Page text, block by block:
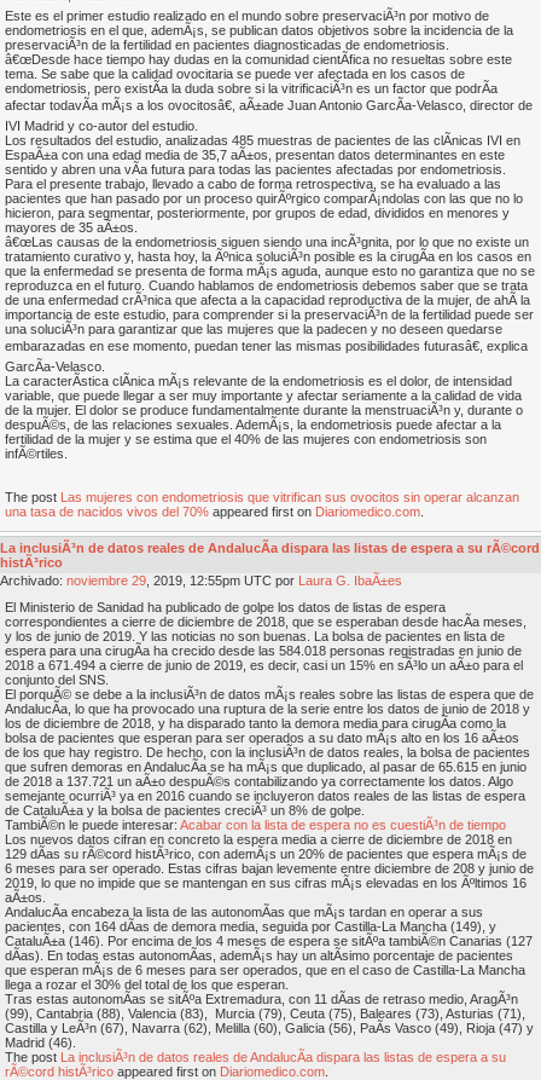
Este es el primer estudio realizado en el mundo sobre preservaciÃ³n por motivo de
endometriosis en el que, ademÃ¡s, se publican datos objetivos sobre la incidencia de la
preservaciÃ³n de la fertilidad en pacientes diagnosticadas de endometriosis.
â€œDesde hace tiempo hay dudas en la comunidad cientÃ­fica no resueltas sobre este
tema. Se sabe que la calidad ovocitaria se puede ver afectada en los casos de
endometriosis, pero existÃ­a la duda sobre si la vitrificaciÃ³n es un factor que podrÃ­a
afectar todavÃ­a mÃ¡s a los ovocitosâ€, aÃ±ade Juan Antonio GarcÃ­a-Velasco, director de
IVI Madrid y co-autor del estudio.
Los resultados del estudio, analizadas 485 muestras de pacientes de las clÃ­nicas IVI en
EspaÃ±a con una edad media de 35,7 aÃ±os, presentan datos determinantes en este
sentido y abren una vÃ­a futura para todas las pacientes afectadas por endometriosis.
Para el presente trabajo, llevado a cabo de forma retrospectiva, se ha evaluado a las
pacientes que han pasado por un proceso quirÃºrgico comparÃ¡ndolas con las que no lo
hicieron, para segmentar, posteriormente, por grupos de edad, divididos en menores y
mayores de 35 aÃ±os.
â€œLas causas de la endometriosis siguen siendo una incÃ³gnita, por lo que no existe un
tratamiento curativo y, hasta hoy, la Ãºnica soluciÃ³n posible es la cirugÃ­a en los casos en
que la enfermedad se presenta de forma mÃ¡s aguda, aunque esto no garantiza que no se
reproduzca en el futuro. Cuando hablamos de endometriosis debemos saber que se trata
de una enfermedad crÃ³nica que afecta a la capacidad reproductiva de la mujer, de ahÃ­ la
importancia de este estudio, para comprender si la preservaciÃ³n de la fertilidad puede ser
una soluciÃ³n para garantizar que las mujeres que la padecen y no deseen quedarse
embarazadas en ese momento, puedan tener las mismas posibilidades futurasâ€, explica
GarcÃ­a-Velasco.
La caracterÃ­stica clÃ­nica mÃ¡s relevante de la endometriosis es el dolor, de intensidad
variable, que puede llegar a ser muy importante y afectar seriamente a la calidad de vida
de la mujer. El dolor se produce fundamentalmente durante la menstruaciÃ³n y, durante o
despuÃ©s, de las relaciones sexuales. AdemÃ¡s, la endometriosis puede afectar a la
fertilidad de la mujer y se estima que el 40% de las mujeres con endometriosis son
infÃ©rtiles.
The post Las mujeres con endometriosis que vitrifican sus ovocitos sin operar alcanzan
una tasa de nacidos vivos del 70% appeared first on Diariomedico.com
La inclusiÃ³n de datos reales de AndalucÃ­a dispara las listas de espera a su rÃ©cord
histÃ³rico
Archivado: noviembre 29 , 2019, 12:55pm UTC por Laura G. IbaÃ±es
El Ministerio de Sanidad ha publicado de golpe los datos de listas de espera
correspondientes a cierre de diciembre de 2018, que se esperaban desde hacÃ­a meses,
y los de junio de 2019. Y las noticias no son buenas. La bolsa de pacientes en lista de
espera para una cirugÃ­a ha crecido desde las 584.018 personas registradas en junio de
2018 a 671.494 a cierre de junio de 2019, es decir, casi un 15% en sÃ³lo un aÃ±o para el
conjunto del SNS.
El porquÃ© se debe a la inclusiÃ³n de datos mÃ¡s reales sobre las listas de espera que de
AndalucÃ­a, lo que ha provocado una ruptura de la serie entre los datos de junio de 2018 y
los de diciembre de 2018, y ha disparado tanto la demora media para cirugÃ­a como la
bolsa de pacientes que esperan para ser operados a su dato mÃ¡s alto en los 16 aÃ±os
de los que hay registro. De hecho, con la inclusiÃ³n de datos reales, la bolsa de pacientes
que sufren demoras en AndalucÃ­a se ha mÃ¡s que duplicado, al pasar de 65.615 en junio
de 2018 a 137.721 un aÃ±o despuÃ©s contabilizando ya correctamente los datos. Algo
semejante ocurriÃ³ ya en 2016 cuando se incluyeron datos reales de las listas de espera
de CataluÃ±a y la bolsa de pacientes creciÃ³ un 8% de golpe.
TambiÃ©n le puede interesar: Acabar con la lista de espera no es cuestiÃ³n de tiempo
Los nuevos datos cifran en concreto la espera media a cierre de diciembre de 2018 en
129 dÃ­as su rÃ©cord histÃ³rico, con ademÃ¡s un 20% de pacientes que espera mÃ¡s de
6 meses para ser operado. Estas cifras bajan levemente entre diciembre de 208 y junio de
2019, lo que no impide que se mantengan en sus cifras mÃ¡s elevadas en los Ãºltimos 16
aÃ±os.
AndalucÃ­a encabeza la lista de las autonomÃ­as que mÃ¡s tardan en operar a sus
pacientes, con 164 dÃ­as de demora media, seguida por Castilla-La Mancha (149), y
CataluÃ±a (146). Por encima de los 4 meses de espera se sitÃºa tambiÃ©n Canarias (127
dÃ­as). En todas estas autonomÃ­as, ademÃ¡s hay un altÃ­simo porcentaje de pacientes
que esperan mÃ¡s de 6 meses para ser operados, que en el caso de Castilla-La Mancha
llega a rozar el 30% del total de los que esperan.
Tras estas autonomÃ­as se sitÃºa Extremadura, con 11 dÃ­as de retraso medio, AragÃ³n
(99), Cantabria (88), Valencia (83), Murcia (79), Ceuta (75), Baleares (73), Asturias (71),
Castilla y LeÃ³n (67), Navarra (62), Melilla (60), Galicia (56), PaÃ­s Vasco (49), Rioja (47) y
Madrid (46).
The post La inclusiÃ³n de datos reales de AndalucÃ­a dispara las listas de espera a su
rÃ©cord histÃ³rico appeared first on Diariomedico.com